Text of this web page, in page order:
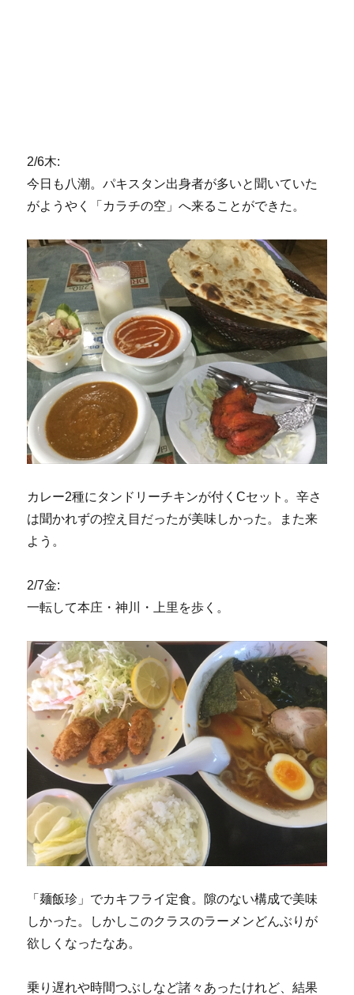
2/6木:
今日も八潮。パキスタン出身者が多いと聞いていた
がようやく「カラチの空」へ来ることができた。
カレー2種にタンドリーチキンが付くCセット。辛さ
は聞かれずの控え目だったが美味しかった。また来
よう。
2/7金:
一転して本庄・神川・上里を歩く。
「麺飯珍」でカキフライ定食。隙のない構成で美味
しかった。しかしこのクラスのラーメンどんぶりが
欲しくなったなあ。
乗り遅れや時間つぶしなど諸々あったけれど、結果